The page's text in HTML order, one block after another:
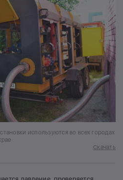
используются во всех городах
Скачать